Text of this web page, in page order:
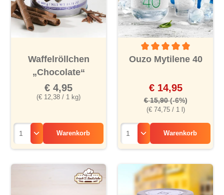
Waffelröllchen
„Chocolate“
(€ 12,38 / 1 kg)
€ 4,95
Warenkorb
Durchschnittliche
Ouzo Mytilene 40
(€ 74,75 / 1 l)
€ 14,95
€ 15,90(-6%)
Warenkorb